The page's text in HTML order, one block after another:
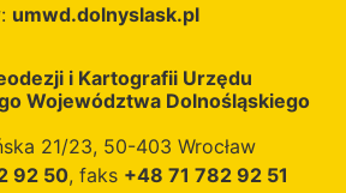
umwd.dolnyslask.pl
i Kartografii Urzędu
Województwa Dolnośląskiego
21/23, 50-403 Wrocław
92 50, faks +48 71 782 92 51